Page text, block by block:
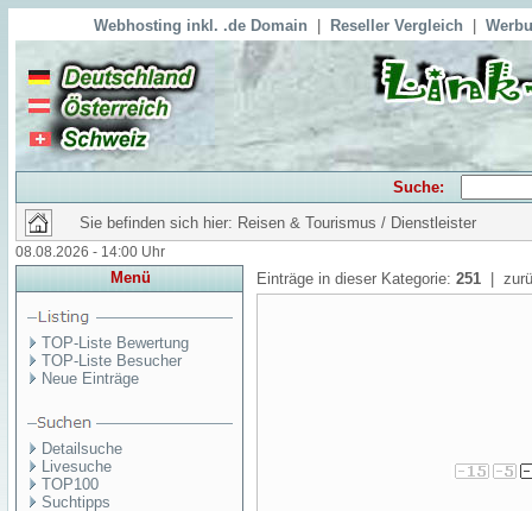
Webhosting inkl. .de Domain Reseller Vergleich
Suche:
Sie befinden sich hier: Reisen & Tourismus / Dienstleister
08.08.2026 - 14:00 Uhr
Menü
TOP-Liste Bewertung
TOP-Liste Besucher
Neue Einträge
Detailsuche
Livesuche
TOP100
Suchtipps
Einträge in dieser Kategorie: 251 |